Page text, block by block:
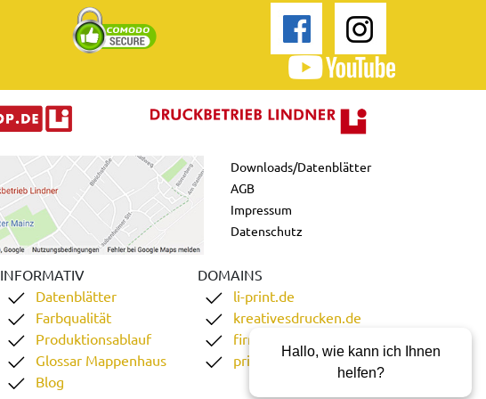
Downloads/Datenblätter
AGB
Impressum
Datenschutz
INFORMATIV
Datenblätter
Farbqualität
Produktionsablauf
Glossar Mappenhaus
Blog
DOMAINS
li-print.de
kreativesdrucken.de
firmenordner.de
printgoweb.deHallo, wie kann ich Ihnen
helfen?